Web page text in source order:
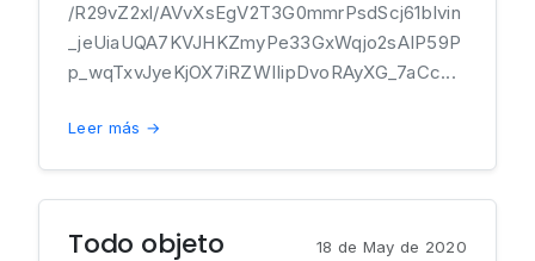
/R29vZ2xl/AVvXsEgV2T3G0mmrPsdScj61bIvin
_jeUiaUQA7KVJHKZmyPe33GxWqjo2sAIP59P
p_wqTxvJyeKjOX7iRZWIIipDvoRAyXG_7aCc...
Leer más →
Todo objeto
18 de May de 2020